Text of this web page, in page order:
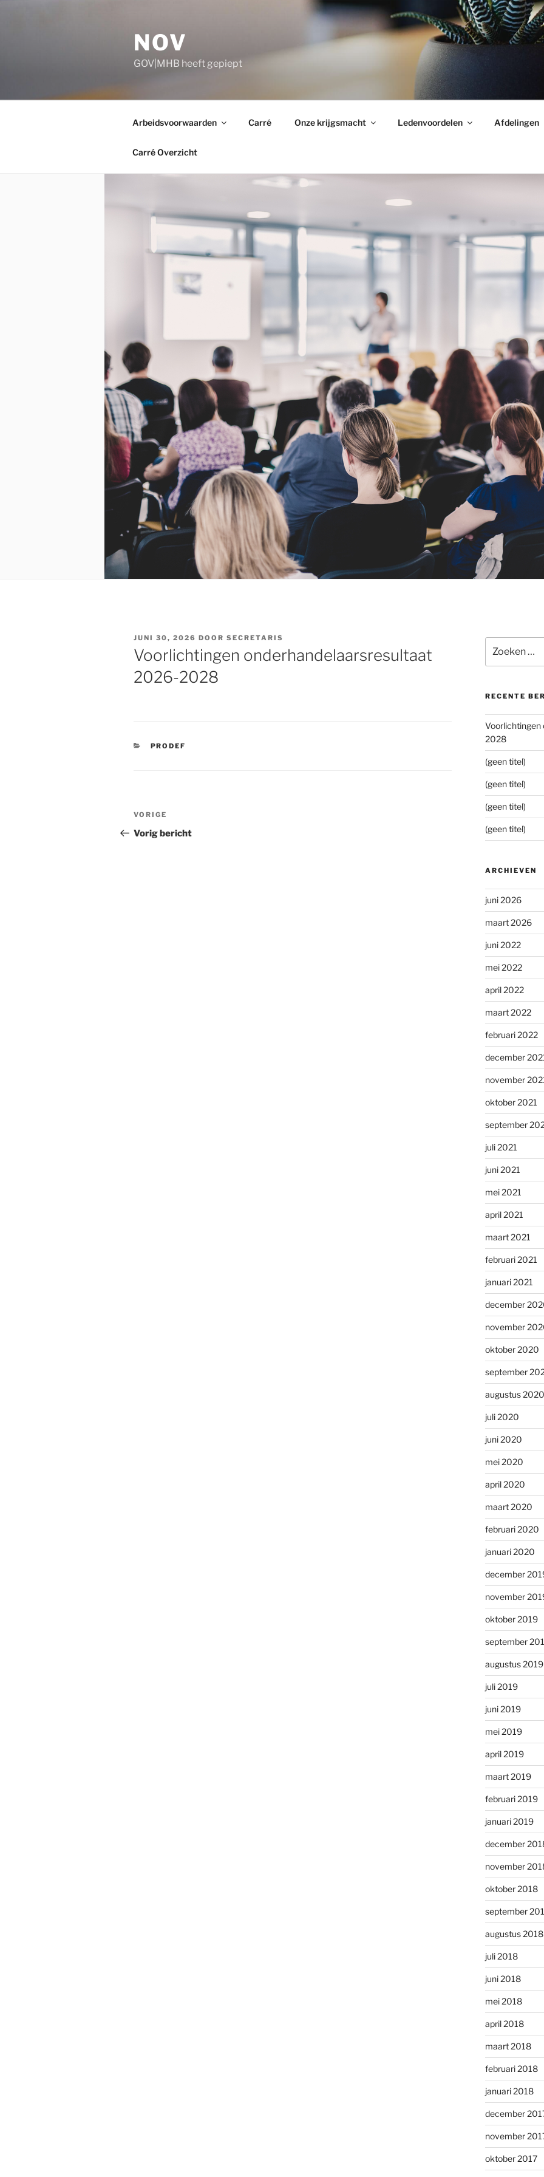
NOV
GOV|MHB heeft gepiept
Arbeidsvoorwaarden Carré Onze krijgsmacht Ledenvoordelen Afdelingen
Carré Overzicht
GEPLAATST
OP
JUNI 30, 2026 DOOR SECRETARIS
Voorlichtingen onderhandelaarsresultaat
2026-2028
CATEGORIEËN
PRODEF
Bericht
navigatie
Vorig
bericht
VORIGE
Vorig bericht
naar:
RECENTE
Voorlichtingen
2028
(geen titel)
(geen titel)
(geen titel)
(geen titel)
ARCHIEVEN
juni 2026
maart 2026
juni 2022
mei 2022
april 2022
maart 2022
februari 2022
december
november
oktober 2021
september
juli 2021
juni 2021
mei 2021
april 2021
maart 2021
februari 2021
januari 2021
december
november
oktober 2020
september
augustus 2020
juli 2020
juni 2020
mei 2020
april 2020
maart 2020
februari 2020
januari 2020
december
november
oktober 2019
september
augustus 2019
juli 2019
juni 2019
mei 2019
april 2019
maart 2019
februari 2019
januari 2019
december
november
oktober 2018
september
augustus 2018
juli 2018
juni 2018
mei 2018
april 2018
maart 2018
februari 2018
januari 2018
december
november
oktober 2017